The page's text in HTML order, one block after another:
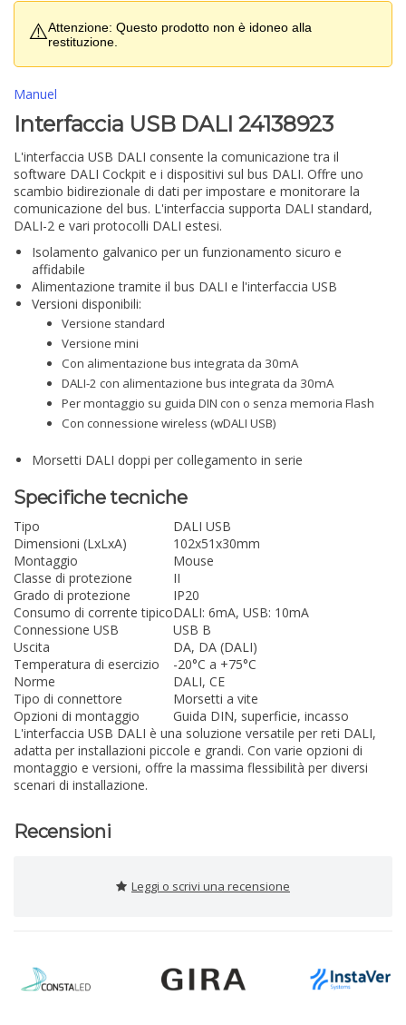
⚠️Attenzione: Questo prodotto non è idoneo alla
restituzione.
Manuel
Interfaccia USB DALI 24138923
L'interfaccia USB DALI consente la comunicazione tra il
software DALI Cockpit e i dispositivi sul bus DALI. Offre uno
scambio bidirezionale di dati per impostare e monitorare la
comunicazione del bus. L'interfaccia supporta DALI standard,
DALI-2 e vari protocolli DALI estesi.
Isolamento galvanico per un funzionamento sicuro e
affidabile
Alimentazione tramite il bus DALI e l'interfaccia USB
Versioni disponibili:
Versione standard
Versione mini
Con alimentazione bus integrata da 30mA
DALI-2 con alimentazione bus integrata da 30mA
Per montaggio su guida DIN con o senza memoria Flash
Con connessione wireless (wDALI USB)
Morsetti DALI doppi per collegamento in serie
Specifiche tecniche
Tipo
DALI USB
Dimensioni (LxLxA)
102x51x30mm
Montaggio
Mouse
Classe di protezione
II
Grado di protezione
IP20
Consumo di corrente tipicoDALI: 6mA, USB: 10mA
Connessione USB
USB B
Uscita
DA, DA (DALI)
Temperatura di esercizio
-20°C a +75°C
Norme
DALI, CE
Tipo di connettore
Morsetti a vite
Opzioni di montaggio
Guida DIN, superficie, incasso
L'interfaccia USB DALI è una soluzione versatile per reti DALI,
adatta per installazioni piccole e grandi. Con varie opzioni di
montaggio e versioni, offre la massima flessibilità per diversi
scenari di installazione.
Recensioni
Leggi o scrivi una recensione